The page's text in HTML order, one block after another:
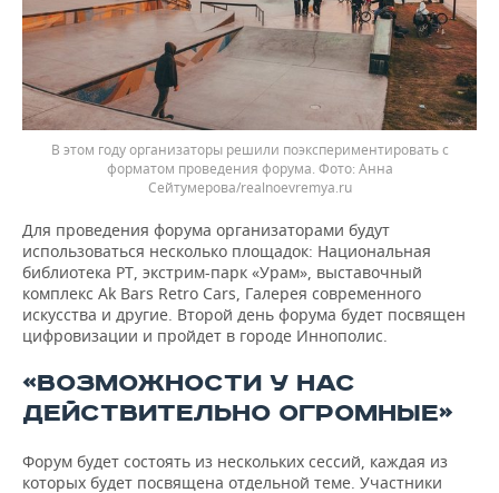
В этом году организаторы решили поэкспериментировать с
форматом проведения форума.
Анна
Сейтумерова/realnoevremya.ru
Для проведения форума организаторами будут
использоваться несколько площадок: Национальная
библиотека РТ, экстрим-парк «Урам», выставочный
комплекс Ak Bars Retro Cars, Галерея современного
искусства и другие. Второй день форума будет посвящен
цифровизации и пройдет в городе Иннополис.
«ВОЗМОЖНОСТИ У НАС
ДЕЙСТВИТЕЛЬНО ОГРОМНЫЕ»
Форум будет состоять из нескольких сессий, каждая из
которых будет посвящена отдельной теме. Участники